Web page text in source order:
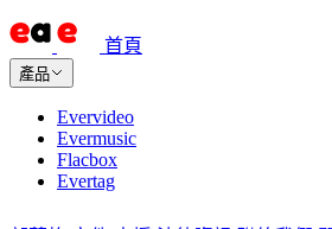
首頁
產品
Evervideo
Evermusic
Flacbox
Evertag